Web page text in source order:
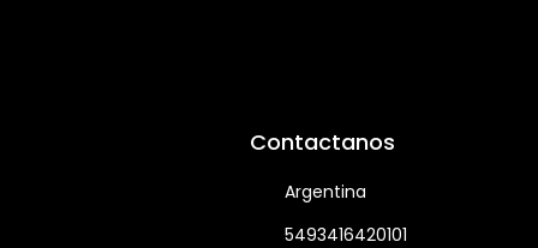
Contactanos
Argentina
5493416420101